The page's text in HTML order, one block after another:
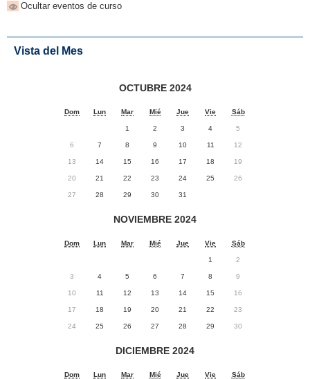
Ocultar eventos de curso
Vista del Mes
OCTUBRE 2024
Dom Lun Mar Mié Jue Vie Sáb
1 2 3 4 5
6 7 8 9 10 11 12
13 14 15 16 17 18 19
20 21 22 23 24 25 26
27 28 29 30 31
NOVIEMBRE 2024
Dom Lun Mar Mié Jue Vie Sáb
1 2
3 4 5 6 7 8 9
10 11 12 13 14 15 16
17 18 19 20 21 22 23
24 25 26 27 28 29 30
DICIEMBRE 2024
Dom Lun Mar Mié Jue Vie Sáb